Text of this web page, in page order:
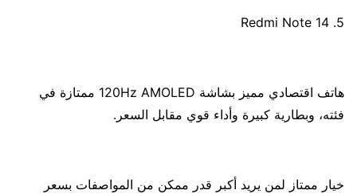
5. Redmi Note 14
هاتف اقتصادي مميز بشاشة 120Hz AMOLED ممتازة في
فئته، وبطارية كبيرة وأداء قوي مقابل السعر.
خيار ممتاز لمن يريد أكبر قدر ممكن من المواصفات بسعر